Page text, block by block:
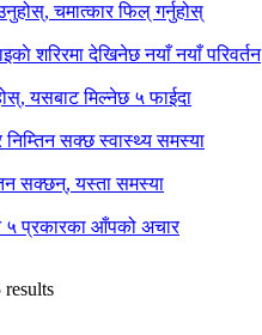
चमात्कार फिल् गर्नुहोस्
शरिरमा देखिनेछ नयाँ नयाँ परिवर्तन
यसबाट मिल्नेछ ५ फाईदा
सक्छ स्वास्थ्य समस्या
सक्छन्, यस्ता समस्या
५ प्रकारका आँपको अचार
results